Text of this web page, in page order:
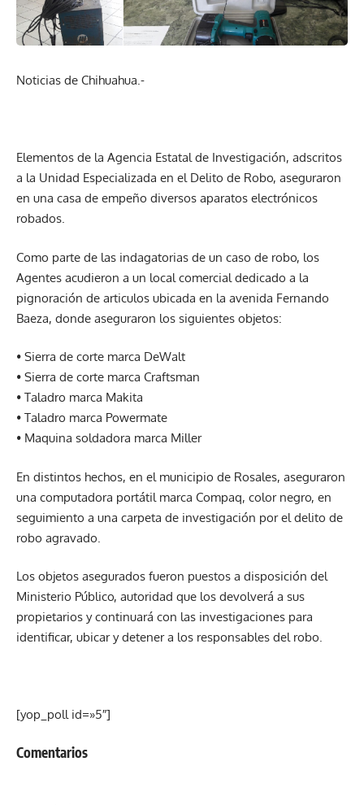
Noticias de Chihuahua.-
Elementos de la Agencia Estatal de Investigación, adscritos
a la Unidad Especializada en el Delito de Robo, aseguraron
en una casa de empeño diversos aparatos electrónicos
robados.
Como parte de las indagatorias de un caso de robo, los
Agentes acudieron a un local comercial dedicado a la
pignoración de articulos ubicada en la avenida Fernando
Baeza, donde aseguraron los siguientes objetos:
• Sierra de corte marca DeWalt
• Sierra de corte marca Craftsman
• Taladro marca Makita
• Taladro marca Powermate
• Maquina soldadora marca Miller
En distintos hechos, en el municipio de Rosales, aseguraron
una computadora portátil marca Compaq, color negro, en
seguimiento a una carpeta de investigación por el delito de
robo agravado.
Los objetos asegurados fueron puestos a disposición del
Ministerio Público, autoridad que los devolverá a sus
propietarios y continuará con las investigaciones para
identificar, ubicar y detener a los responsables del robo.
[yop_poll id=»5″]
Comentarios